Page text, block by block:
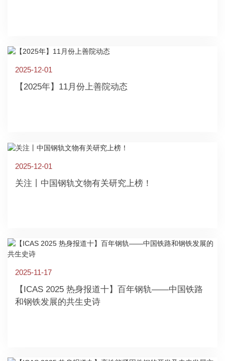
2025-12-01
【2025年】11月份上善院动态
2025-12-01
关注丨中国钢轨文物有关研究上榜！
2025-11-17
【ICAS 2025 热身报道十】百年钢轨——中国铁路
和钢铁发展的共生史诗